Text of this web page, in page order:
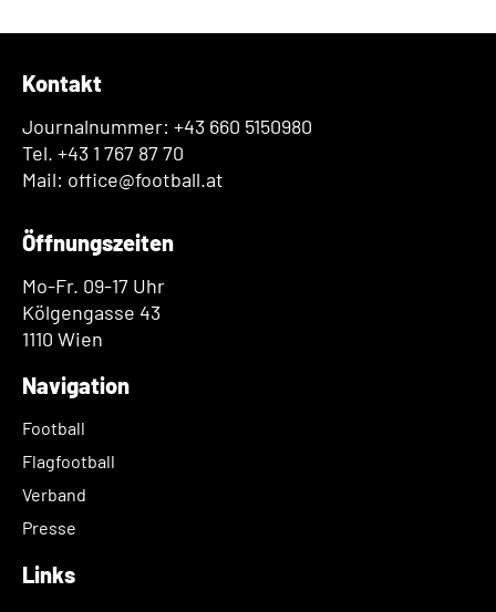
Kontakt
Journalnummer: +43 660 5150980
Tel. +43 1 767 87 70
Mail: office@football.at
Öffnungszeiten
Mo-Fr. 09-17 Uhr
Kölgengasse 43
1110 Wien
Navigation
Football
Flagfootball
Verband
Presse
Links